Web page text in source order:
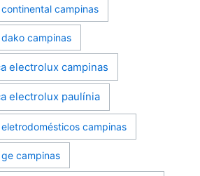
campinas
campinas
electrolux campinas
electrolux paulínia
campinas
campinas